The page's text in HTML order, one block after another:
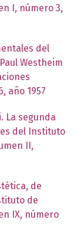
I, número 3,
del
Westheim
año 1957
La segunda
del Instituto
II,
de
de
IX, número